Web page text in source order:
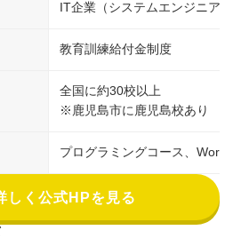
IT企業（システムエンジニア/
教育訓練給付金制度
全国に約30校以上
※鹿児島市に鹿児島校あり
プログラミングコース、
しく公式HPを見る